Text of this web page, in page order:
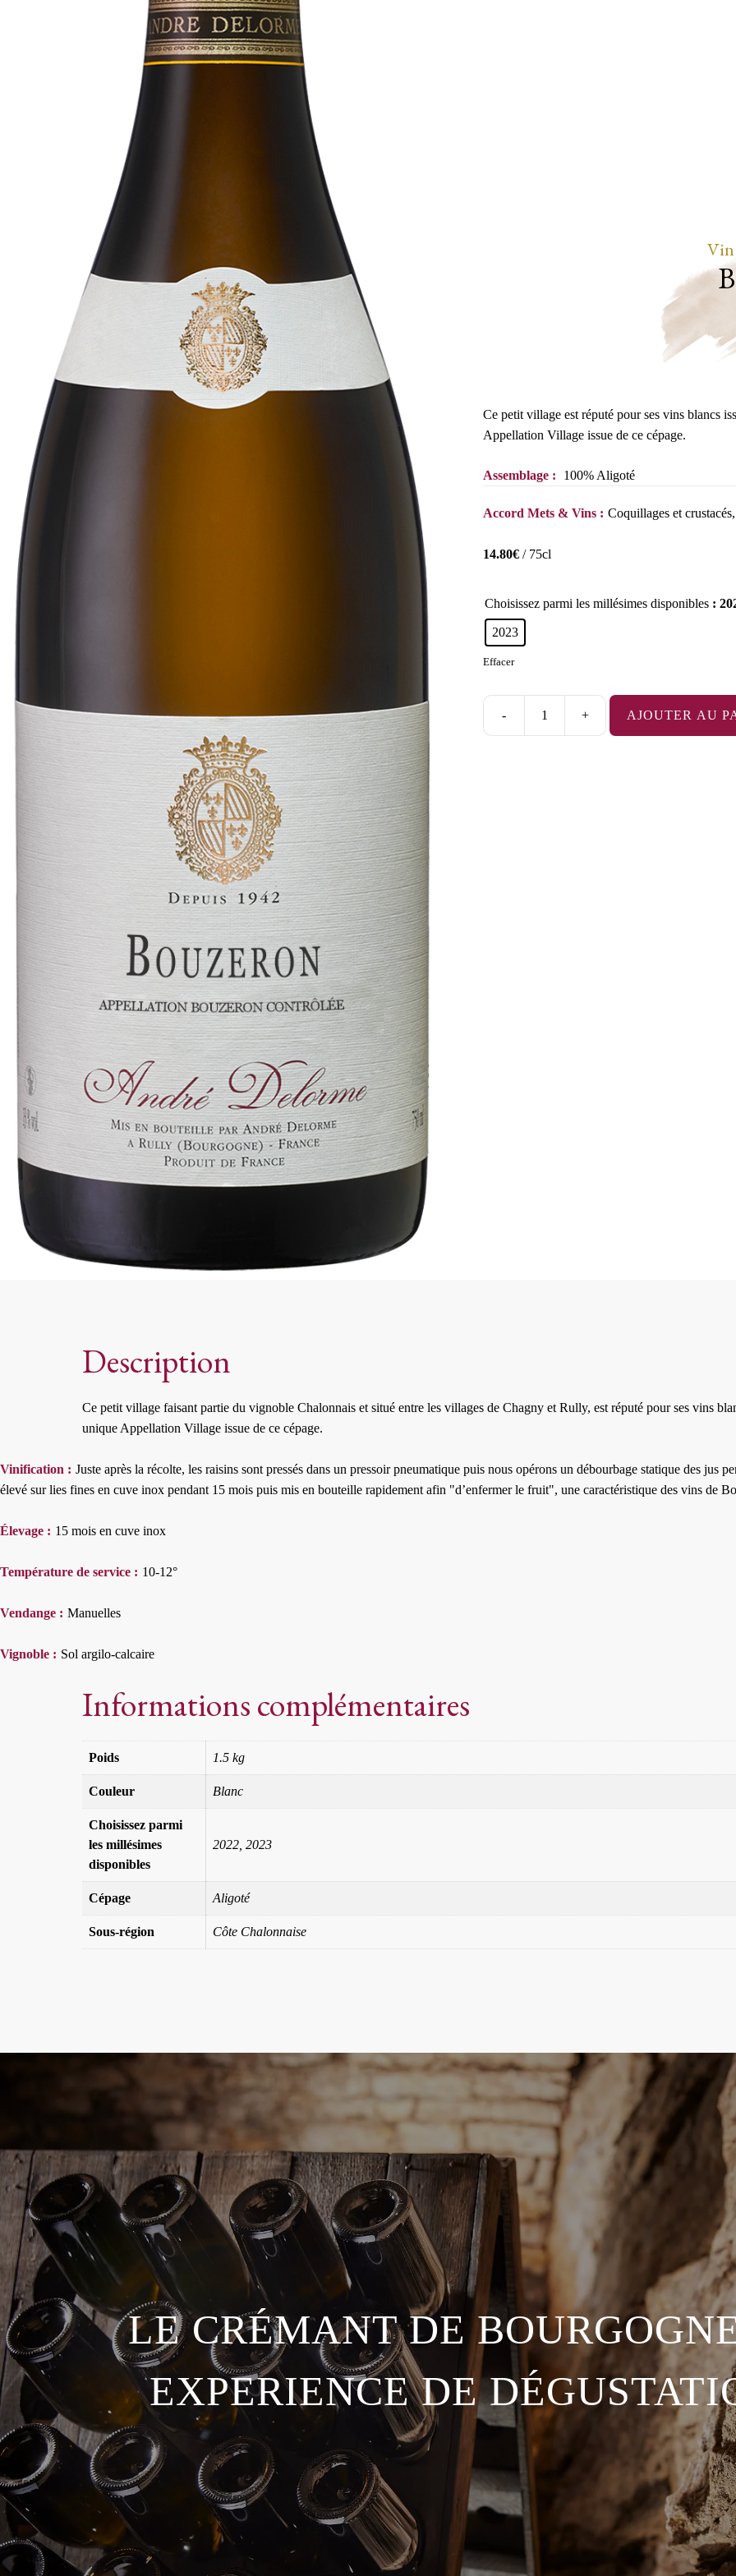
Vin
Ce petit village est réputé pour ses vins blancs
Appellation Village issue de ce cépage.
Assemblage : 100% Aligoté
Accord Mets & Vins : Coquillages et
14.80€ / 75cl
Choisissez parmi les millésimes disponibles :
2023
Effacer
- + AJOUTER AU
Description
Ce petit village faisant partie du vignoble Chalonnais et situé entre les villages de Chagny et Rully, est réputé pour ses vins
unique Appellation Village issue de ce cépage.
Vinification : Juste après la récolte, les raisins sont pressés dans un pressoir pneumatique puis nous opérons un débourbage statique des jus
élevé sur lies fines en cuve inox pendant 15 mois puis mis en bouteille rapidement afin "d’enfermer le fruit", une caractéristique des vins de
Élevage : 15 mois en cuve inox
Température de service : 10-12°
Vendange : Manuelles
Vignoble : Sol argilo-calcaire
Informations complémentaires
Poids 1.5 kg
Couleur Blanc
Choisissez parmi
les millésimes
disponibles
2022, 2023
Cépage Aligoté
Sous-région Côte Chalonnaise
LE CRÉMANT DE
EXPERIENCE DE